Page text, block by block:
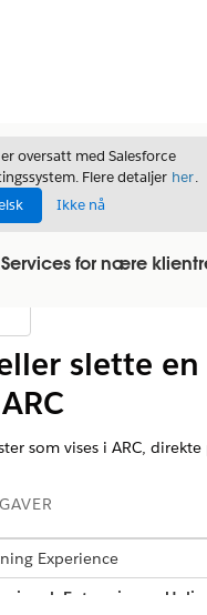
oversatt med Salesforce
Flere detaljer her.
Ikke nå
for nære
slette en
som vises i ARC, direkte
Experience
Enterprise